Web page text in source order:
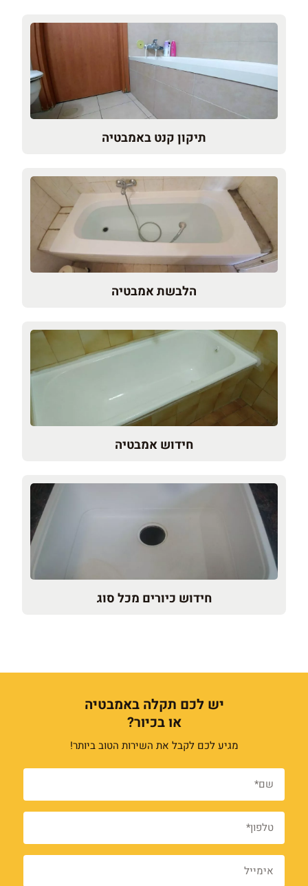
תיקון קנט באמבטיה
הלבשת אמבטיה
חידוש אמבטיה
חידוש כיורים מכל סוג
יש לכם תקלה באמבטיה
או בכיור?
מגיע לכם לקבל את השירות הטוב ביותר!